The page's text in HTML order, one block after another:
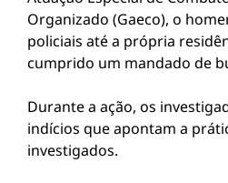
Organizado (Gaeco), o
policiais até a própria
cumprido um mandado de
Durante a ação, os
indícios que apontam a
investigados.